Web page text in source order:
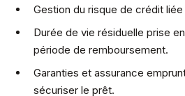
Gestion du risque de crédit liée
Durée de vie résiduelle prise
période de remboursement.
Garanties et assurance
sécuriser le prêt.